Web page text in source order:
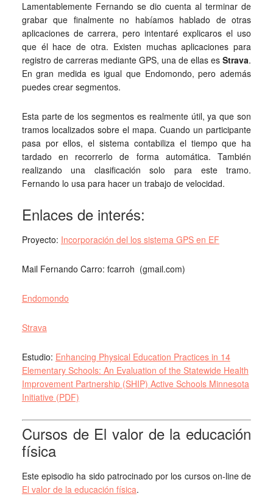
Lamentablemente Fernando se dio cuenta al terminar de
grabar que finalmente no habíamos hablado de otras
aplicaciones de carrera, pero intentaré explicaros el uso
que él hace de otra. Existen muchas aplicaciones para
registro de carreras mediante GPS, una de ellas esStrava.
En gran medida es igual que Endomondo, pero además
puedes crear segmentos.
Esta parte de los segmentos es realmente útil, ya que son
tramos localizados sobre el mapa. Cuando un participante
pasa por ellos, el sistema contabiliza el tiempo que ha
tardado en recorrerlo de forma automática. También
realizando una clasificación solo para este tramo.
Fernando lo usa para hacer un trabajo de velocidad.
Enlaces de interés:
Proyecto: Incorporación del los sistema GPS en EF
Mail Fernando Carro: fcarroh (gmail.com)
Endomondo
Strava
Estudio: Enhancing Physical Education Practices in 14
Elementary Schools: An Evaluation of the Statewide Health
Improvement Partnership (SHIP) Active Schools Minnesota
Initiative (PDF)
Cursos de El valor de la educación
física
Este episodio ha sido patrocinado por los cursos on-line de
El valor de la educación física.